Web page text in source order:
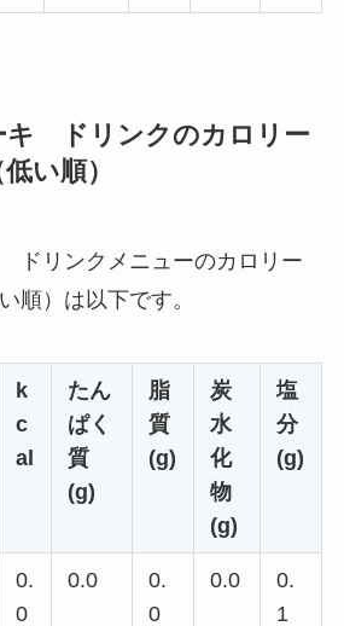
キ ドリンクのカロリー
い順）
ドリンクメニューのカロリー
順）は以下です。
k
c
al
たん
ぱく
質
(g)
脂
質
(g)
炭
水
化
物
(g)
塩
分
(g)
0.
0
0.0
0.
0
0.0
0.
1